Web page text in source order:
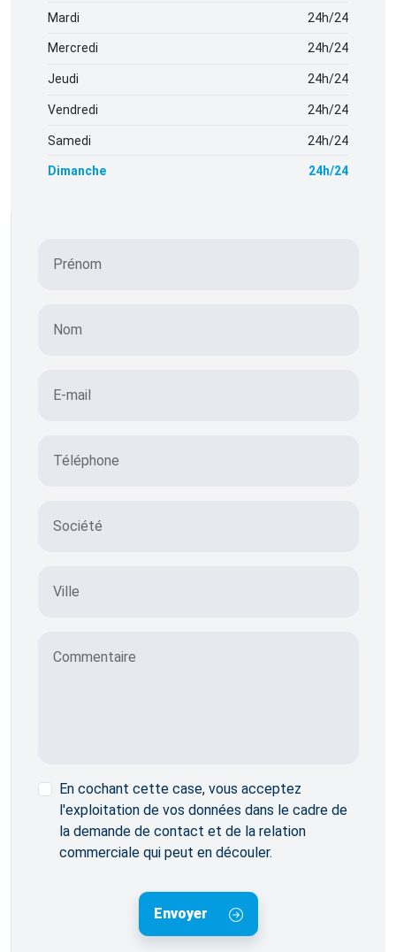
Mardi 24h/24
Mercredi 24h/24
Jeudi 24h/24
Vendredi 24h/24
Samedi 24h/24
Dimanche 24h/24
Prénom
Nom
E-mail
Téléphone
Société
Ville
Commentaire
En cochant cette case, vous acceptez
l'exploitation de vos données dans le cadre de
la demande de contact et de la relation
commerciale qui peut en découler.
Envoyer